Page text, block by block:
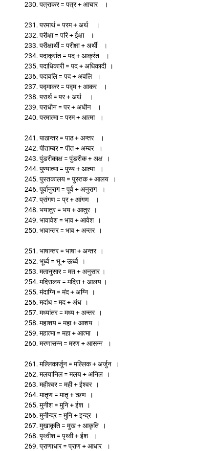
230. पत्राकर = पत्र + आचार ।
231. परमार्थ = परम + अर्थ ।
232. परीक्षा = परि + ईक्षा ।
233. परीक्षार्थी = परीक्षा + अर्थी ।
234. पदाक्रांत = पद + आक्रंत ।
235. पदाधिकारी = पद + अधिकादी ।
236. पदावलि = पद + अवलि ।
237. पद्माकर = पद्म + आकर ।
238. परार्थ = पर + अर्थ ।
239. पराधीन = पर + अधीन ।
240. परमात्मा = परम + आत्मा ।
241. पाठान्तर = पाठ + अन्तर ।
242. पीताम्बर = पीत + अम्बर ।
243. पुंडरीकाक्ष = पुंडरीक + अक्ष ।
244. पुण्यात्मा = पुण्य + आत्मा ।
245. पुस्तकालय = पुस्तक + आलय ।
246. पूर्वानुराग = पूर्व + अनुराग ।
247. प्रांगण = प्र + आंगण ।
248. भयातुर = भय + आतुर ।
249. भावावेश = भाव + आवेश ।
250. भावान्तर = भाव + अन्तर ।
251. भाषान्तर = भाषा + अन्तर ।
252. भूर्ध्व = भू + ऊर्ध्व ।
253. मतानुसार = मत + अनुसार ।
254. मदिरालय = मदिरा + आलय ।
255. मंदाग्नि = मंद + अग्नि ।
256. मदांध = मद + अंध ।
257. मध्यांतर = मध्य + अन्तर ।
258. महाशय = महा + आशय ।
259. महात्मा = महा + आत्मा ।
260. मरणासन्न = मरण + आसन्न ।
261. मल्लिकार्जून = मल्लिक + अर्जुन ।
262. मलयानिल = मलय + अनिल ।
263. महीश्वर = मही + ईश्वर ।
264. मातृण = मातृ + ऋण ।
265. मुनीश = मुनि + ईश ।
266. मुनीन्द्र = मुनि + इन्द्र ।
267. मुखाकृति = मुख + आकृति ।
268. पृथ्वीश = पृथ्वी + ईश ।
269. प्राणाधार = प्राण + आधार ।